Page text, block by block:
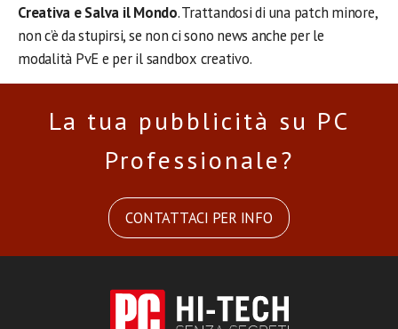
Creativa e Salva il Mondo. Trattandosi di una patch minore,
non c’è da stupirsi, se non ci sono news anche per le
modalità PvE e per il sandbox creativo.
La tua pubblicità su PC
Professionale?
CONTATTACI PER INFO